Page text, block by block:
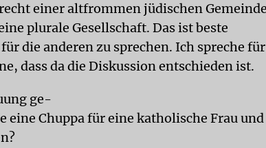
einer altfrommen jüdischen
plurale Gesellschaft. Das ist beste
die anderen zu sprechen. Ich spreche für
dass da die Diskussion entschieden ist.
ge-
eine Chuppa für eine katholische Frau und